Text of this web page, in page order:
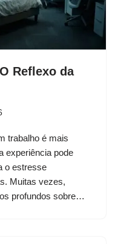
Reflexo da
trabalho é mais
experiência pode
o estresse
Muitas vezes,
profundos sobre…